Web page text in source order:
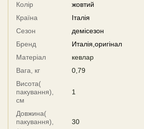
Колір
жовтий
Країна
Італія
Сезон
демісезон
Бренд
Италія,оригінал
Матеріал
кевлар
Вага, кг
0,79
Висота(
пакування),
см
1
Довжина(
пакування),
30